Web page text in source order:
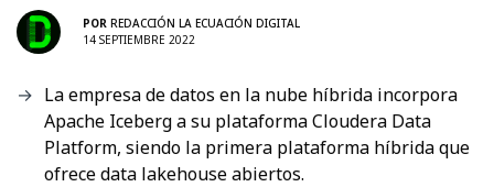
POR REDACCIÓN LA ECUACIÓN DIGITAL
14 SEPTIEMBRE 2022
La empresa de datos en la nube híbrida incorpora
Apache Iceberg a su plataforma Cloudera Data
Platform, siendo la primera plataforma híbrida que
ofrece data lakehouse abiertos.